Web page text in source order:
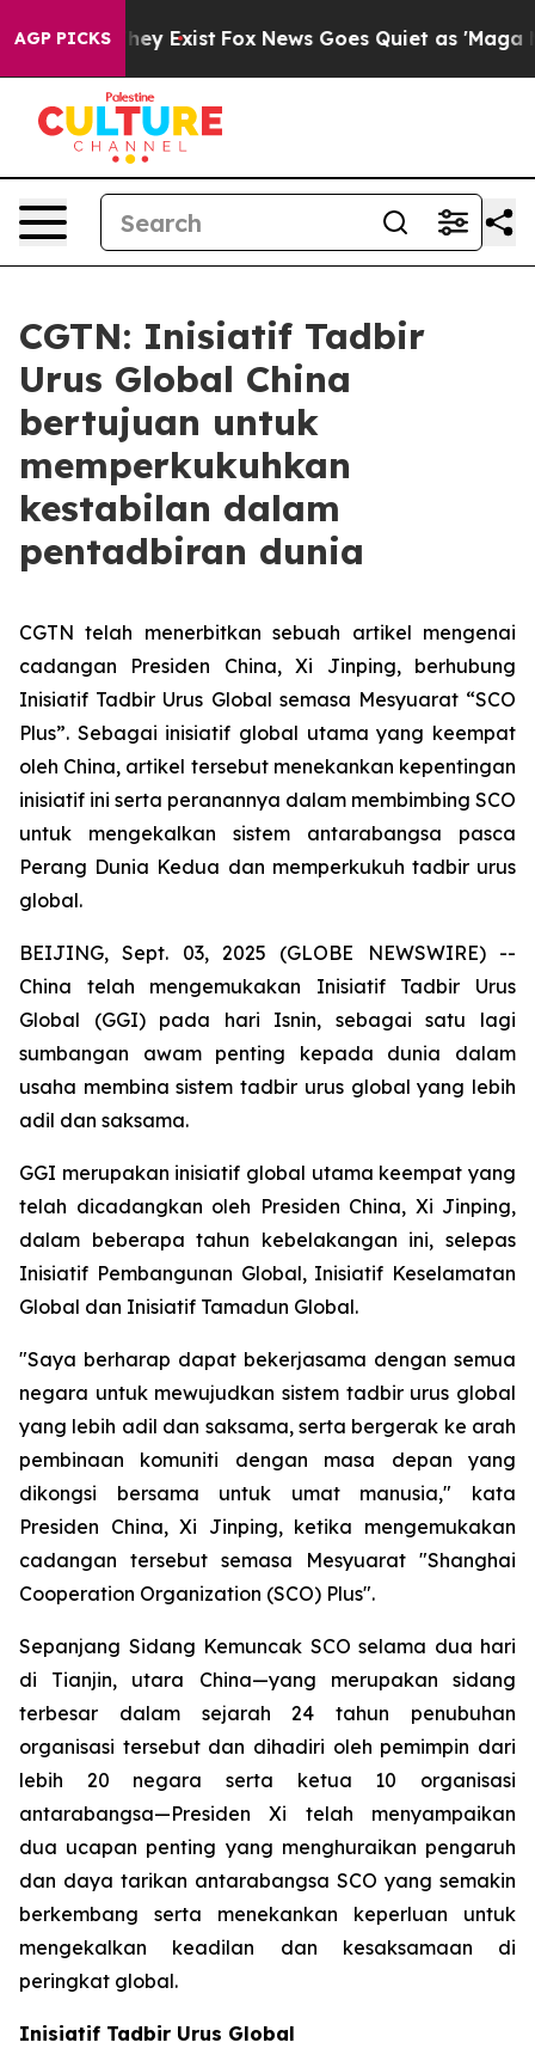
AGP PICKS
They Exist Fox News Goes Quiet as 'Maga
CGTN: Inisiatif Tadbir
Urus Global China
bertujuan untuk
memperkukuhkan
kestabilan dalam
pentadbiran dunia
CGTN telah menerbitkan sebuah artikel mengenai
cadangan Presiden China, Xi Jinping, berhubung
Inisiatif Tadbir Urus Global semasa Mesyuarat “SCO
Plus”. Sebagai inisiatif global utama yang keempat
oleh China, artikel tersebut menekankan kepentingan
inisiatif ini serta peranannya dalam membimbing SCO
untuk mengekalkan sistem antarabangsa pasca
Perang Dunia Kedua dan memperkukuh tadbir urus
global.
BEIJING, Sept. 03, 2025 (GLOBE NEWSWIRE) --
China telah mengemukakan Inisiatif Tadbir Urus
Global (GGI) pada hari Isnin, sebagai satu lagi
sumbangan awam penting kepada dunia dalam
usaha membina sistem tadbir urus global yang lebih
adil dan saksama.
GGI merupakan inisiatif global utama keempat yang
telah dicadangkan oleh Presiden China, Xi Jinping,
dalam beberapa tahun kebelakangan ini, selepas
Inisiatif Pembangunan Global, Inisiatif Keselamatan
Global dan Inisiatif Tamadun Global.
"Saya berharap dapat bekerjasama dengan semua
negara untuk mewujudkan sistem tadbir urus global
yang lebih adil dan saksama, serta bergerak ke arah
pembinaan komuniti dengan masa depan yang
dikongsi bersama untuk umat manusia," kata
Presiden China, Xi Jinping, ketika mengemukakan
cadangan tersebut semasa Mesyuarat "Shanghai
Cooperation Organization (SCO) Plus".
Sepanjang Sidang Kemuncak SCO selama dua hari
di Tianjin, utara China—yang merupakan sidang
terbesar dalam sejarah 24 tahun penubuhan
organisasi tersebut dan dihadiri oleh pemimpin dari
lebih 20 negara serta ketua 10 organisasi
antarabangsa—Presiden Xi telah menyampaikan
dua ucapan penting yang menghuraikan pengaruh
dan daya tarikan antarabangsa SCO yang semakin
berkembang serta menekankan keperluan untuk
mengekalkan keadilan dan kesaksamaan di
peringkat global.
Inisiatif Tadbir Urus Global